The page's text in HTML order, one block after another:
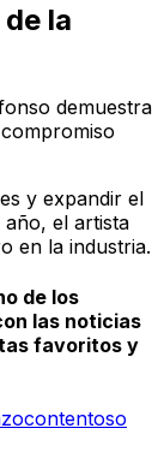
la
demuestra
y expandir el
el artista
en la industria.
de los
las noticias
favoritos y
contentoso